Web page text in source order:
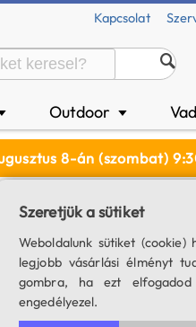
Kapcsolat
Outdoor ▼
8-án (szombat)
Gyűjtemény (15 Db)
Szeretjük a sütiket
Weboldalunk sütiket
legjobb vásárlási élményt
gombra, ha ezt
engedélyezel.